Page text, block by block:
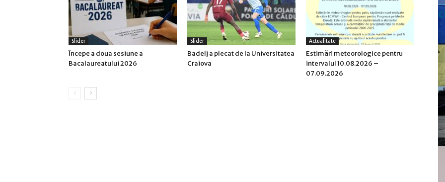
Slider
Începe a doua sesiune a
Bacalaureatului 2026
Slider
Badelj a plecat de la Universitatea
Craiova
Actualitate
Estimări meteorologice pentru
intervalul 10.08.2026 –
07.09.2026